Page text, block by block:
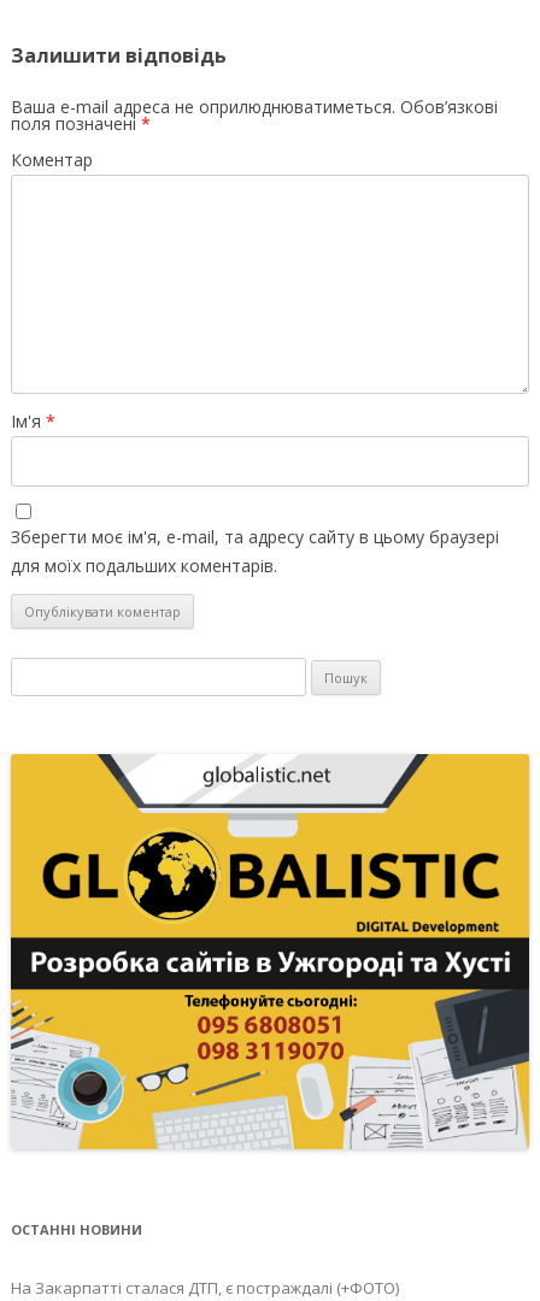
Залишити відповідь
Ваша e-mail адреса не оприлюднюватиметься. Обов’язкові
поля позначені *
Коментар
Ім'я *
Зберегти моє ім'я, e-mail, та адресу сайту в цьому браузері
для моїх подальших коментарів.
ОСТАННІ НОВИНИ
На Закарпатті сталася ДТП, є постраждалі (+ФОТО)